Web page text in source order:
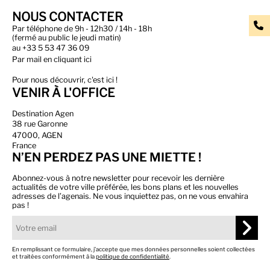
NOUS CONTACTER
Par téléphone de 9h - 12h30 / 14h - 18h
(fermé au public le jeudi matin)
au +33 5 53 47 36 09
Par mail en cliquant ici
Pour nous découvrir, c'est ici !
VENIR À L'OFFICE
Destination Agen
38 rue Garonne
47000, AGEN
France
N’EN PERDEZ PAS UNE MIETTE !
Abonnez-vous à notre newsletter pour recevoir les dernière
actualités de votre ville préférée, les bons plans et les nouvelles
adresses de l’agenais. Ne vous inquiettez pas, on ne vous envahira
pas !
En remplissant ce formulaire, j’accepte que mes données personnelles soient collectées
et traitées conformément à lapolitique de confidentialité